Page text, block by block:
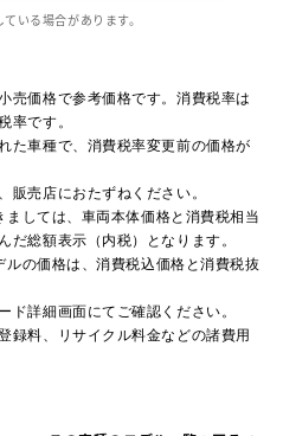
いる場合があります。
売価格で参考価格です。消費税率は
率です。
た車種で、消費税率変更前の価格が
販売店におたずねください。
ましては、車両本体価格と消費税相当
だ総額表示（内税）となります。
ルの価格は、消費税込価格と消費税抜
ド詳細画面にてご確認ください。
録料、リサイクル料金などの諸費用